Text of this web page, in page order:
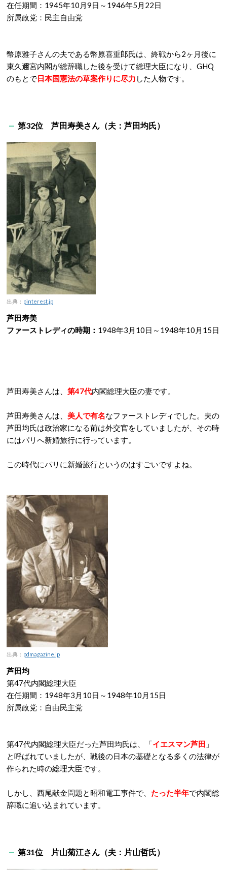
在任期間：1945年10月9日～1946年5月22日
所属政党：民主自由党
幣原雅子さんの夫である幣原喜重郎氏は、終戦から2ヶ月後に
東久邇宮内閣が総辞職した後を受けて総理大臣になり、GHQ
のもとで日本国憲法の草案作りに尽力 した人物です。
第32位 芦田寿美さん（夫：芦田均氏）
出典： pinterest.jp
芦田寿美
ファーストレディの時期： 1948年3月10日～1948年10月15日
芦田寿美さんは、 第47代内閣総理大臣の妻です。
芦田寿美さんは、 美人で有名なファーストレディでした。夫の
芦田均氏は政治家になる前は外交官をしていましたが、その時
にはパリへ新婚旅行に行っています。
この時代にパリに新婚旅行というのはすごいですよね。
出典： pdmagazine.jp
芦田均
第47代内閣総理大臣
在任期間：1948年3月10日～1948年10月15日
所属政党：自由民主党
第47代内閣総理大臣だった芦田均氏は、「イエスマン芦田 」
と呼ばれていましたが、戦後の日本の基礎となる多くの法律が
作られた時の総理大臣です。
しかし、西尾献金問題と昭和電工事件で、 たった半年で内閣総
辞職に追い込まれています。
第31位 片山菊江さん（夫：片山哲氏）